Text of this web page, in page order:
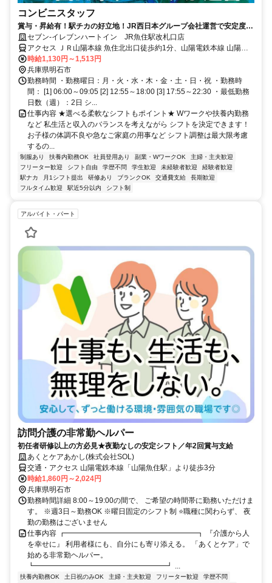
コンビニスタッフ
賞与・昇給有！駅チカの好立地！JR西日本グループ会社運営で安定度抜
群！セブン-イレブンハートイン JR魚住駅改札口店
アクセス ＪＲ山陽本線 魚住北出口徒歩約1分、山陽電鉄本線 山陽魚
住徒歩約14分、山陽電鉄本線 西江井ヶ島徒歩約19分 JR魚住駅
時給1,130円～1,513円
兵庫県明石市
勤務時間 ・勤務曜日：月・火・水・木・金・土・日・祝 ・勤務時
間： [1] 06:00～09:05 [2] 12:55～18:00 [3] 17:55～22:30 ・最低勤務
日数（週）：2日 シ...
仕事内容 ★選べる柔軟なシフトもポイント★ Wワークや扶養内勤務
など 私生活と収入のバランスを考えながら シフトを決定できます！
お子様の体調不良や急なご家庭の用事など シフト調整は最大限考慮
するの...
制服あり 扶養内勤務OK 社員登用あり 副業・WワークOK
主婦・主夫歓迎
フリーター歓迎
シフト自由 学歴不問 学生歓迎 未経験者歓迎
経験者歓迎
駅ナカ
月1シフト提出 研修あり ブランクOK 交通費支給
長期歓迎
フルタイム歓迎
駅近5分以内 シフト制
アルバイト・パート
訪問介護の非常勤ヘルパー
初任者研修以上の方必見★夜勤なしの安定シフト／年2回賞与支給
あくとケアあかし(株式会社SOL)
交通・アクセス 山陽電鉄本線「山陽魚住駅」より徒歩3分
時給1,860円～2,024円
兵庫県明石市
勤務時間詳細 8:00～19:00の間で、 ご希望の時間帯に勤務いただけま
す。 ※週3日～勤務OK ※曜日固定のシフト制 ⭐職種に関わらず、 夜
勤の勤務はございません
仕事内容 ┏━━━━━━━━━━━━━━━━━━┓ 『介護から人
を幸せに』 利用者様にも、自分にも寄り添える。 「あくとケア」で
始める非常勤ヘルパー。
┗━━━━━━━━━━━━━━━━━━┛ ...
扶養内勤務OK 土日祝のみOK 主婦・主夫歓迎 フリーター歓迎
学歴不問